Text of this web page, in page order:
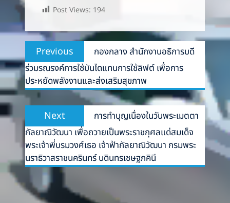
Post Views: 194
Post
navigation
Previous
post:
กองกลาง สำนักงานอธิการบดี
ร่วมรณรงค์การใช้บันไดแทนการใช้ลิฟต์ เพื่อการ
ประหยัดพลังงานและส่งเสริมสุขภาพ
Next
Next
post:
การทำบุญเนื่องในวันพระเมตตา
กัลยาณิวัฒนา เพื่อถวายเป็นพระราชกุศลแด่สมเด็จ
พระเจ้าพี่บรมวงศ์เธอ เจ้าฟ้ากัลยาณิวัฒนา กรมพระ
นราธิวาสราชนครินทร์ บดินทรเชษฐภคินี